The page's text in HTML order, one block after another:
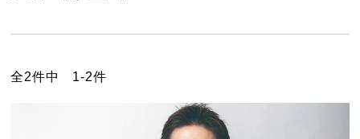
全2件中 1-2件